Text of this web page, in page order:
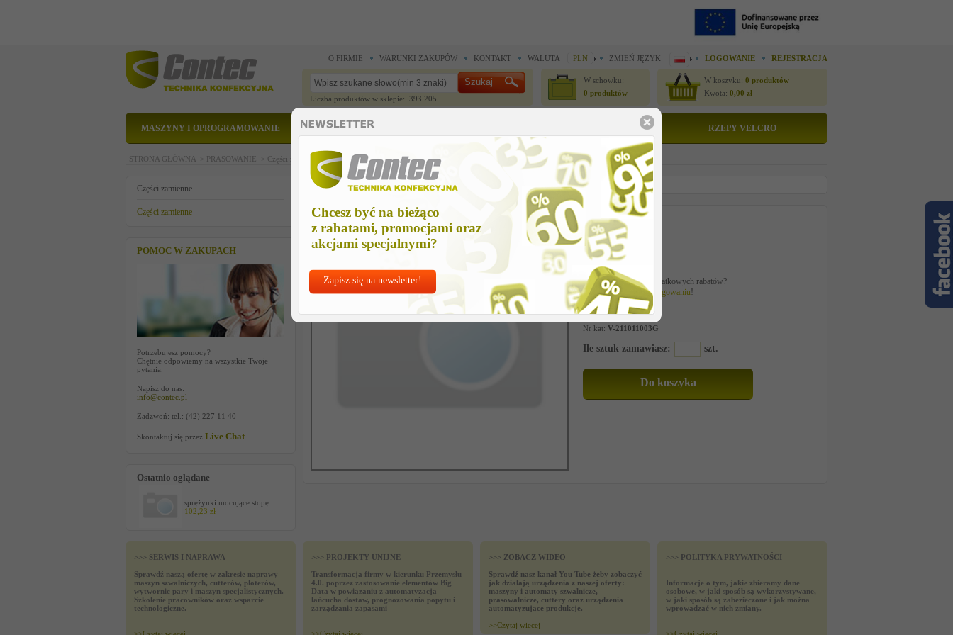
Chcesz być na bieżąco
z rabatami, promocjami oraz
akcjami specjalnymi?
Zapisz się na newsletter!
O FIRMIE WARUNKI ZAKUPÓW KONTAKT WALUTA PLN ZMIEŃ JĘZYK LOGOWANIE REJESTRACJA
Liczba produktów w sklepie: 393 205
W schowku:
0 produktów
W koszyku: 0 produktów
Kwota: 0,00 zł
MASZYNY I OPROGRAMOWANIE CZĘŚCI ZAMIENNE RZEPY VELCRO
STRONA GŁÓWNA > PRASOWANIE > Części zamienne >Części zamienne > sprężynki mocujące stopę
Części zamienne
Części zamienne
POMOC W ZAKUPACH
Potrzebujesz pomocy?
Chętnie odpowiemy na wszystkie Twoje
pytania.
Napisz do nas:
info@contec.pl
Zadzwoń: tel.: (42) 227 11 40
Skontaktuj się przez Live Chat
Ostatnio oglądane
sprężynki mocujące stopę
102,23 zł
sprężynki mocujące stopę
Cena netto
102,23 zł
Chcesz korzystać z dodatkowych rabatów?
Najlepszeceny pozalogowaniu!
Nr kat: V-211011003G
Ile sztuk zamawiasz: szt.
>>> SERWIS I NAPRAWA
Sprawdź naszą ofertę w zakresie naprawy
maszyn szwalniczych, cutterów, ploterów,
wytwornic pary i maszyn specjalistycznych.
Szkolenie pracowników oraz wsparcie
technologiczne.
>>> PROJEKTY UNIJNE
Transformacja firmy w kierunku Przemysłu
4.0. poprzez zastosowanie elementów Big
Data w powiązaniu z automatyzacją
łańcucha dostaw, prognozowania popytu i
zarządzania zapasami
>>> ZOBACZ WIDEO
Sprawdź nasz kanał You Tube żeby zobaczyć
jak działają urządzenia z naszej oferty:
maszyny i automaty szwalnicze,
prasowalnicze, cuttery oraz urządzenia
automatyzujące produkcje.
>>Czytaj wiecej
>>> POLITYKA PRYWATNOŚCI
Informacje o tym, jakie zbieramy dane
osobowe, w jaki sposób są wykorzystywane,
w jaki sposób są zabezieczone i jak można
wprowadzać w nich zmiany.